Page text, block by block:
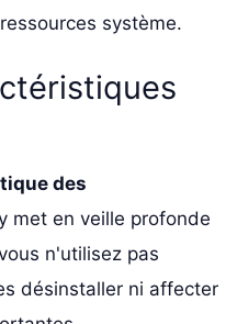
système.
des
met en veille profonde
n'utilisez pas
désinstaller ni affecter